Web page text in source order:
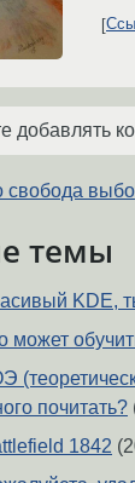
добавлять
свобода
темы
KDE,
может
почитать?
1842